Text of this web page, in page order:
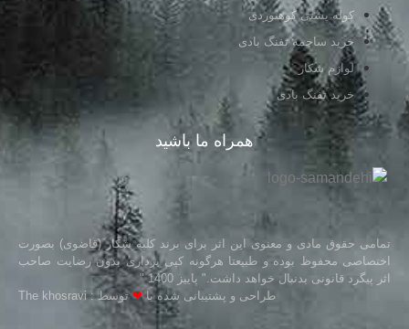
کوله پشتی کوهنوردی
خرید ساچمه تفنگ بادی
لوازم شکار
خرید تفنگ بادی
همراه ما باشید
تمامی حقوق مادی و معنوی این اثر برای برند کلبه شکار (قاضوی) بصورت
اختصاصی محفوظ بوده و طبیعتا هرگونه کپی برداری بدون رضایت صاحب
اثر پیگرد قانونی بدنبال خواهد داشت." پاییز 1400 "
طراحی و پشتیبانی شده با❤توسط : The khosravi